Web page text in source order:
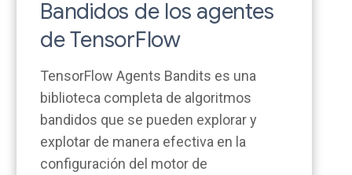
Bandidos de los agentes
de TensorFlow
TensorFlow Agents Bandits es una
biblioteca completa de algoritmos
bandidos que se pueden explorar y
explotar de manera efectiva en la
configuración del motor de